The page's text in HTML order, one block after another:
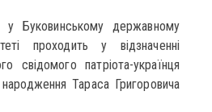
у Буковинському державному
проходить у відзначенні
свідомого патріота-українця
Тараса Григоровича